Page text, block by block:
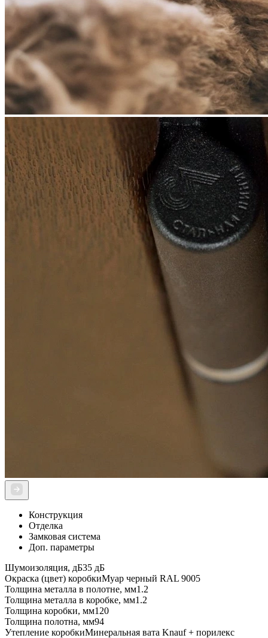
Конструкция
Отделка
Замковая система
Доп. параметры
Шумоизоляция, дБ35 дБ
Окраска (цвет) коробкиМуар черный RAL 9005
Толщина металла в полотне, мм1.2
Толщина металла в коробке, мм1.2
Толщина коробки, мм120
Толщина полотна, мм94
Утепление коробкиМинеральная вата Knauf + порилекс